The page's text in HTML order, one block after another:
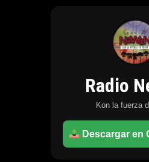
Radio
Kon la fuerza
Descargar en